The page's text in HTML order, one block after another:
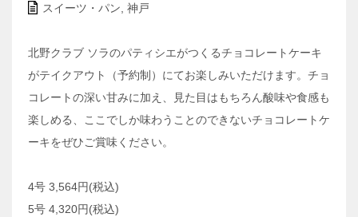
スイーツ・パン 神戸
北野クラブ ソラのパティシエがつくるチョコレートケーキ
がテイクアウト（予約制）にてお楽しみいただけます。チョ
コレートの深い甘みに加え、見た目はもちろん酸味や食感も
楽しめる、ここでしか味わうことのできないチョコレートケ
ーキをぜひご賞味ください。
4号 3,564円(税込)
5号 4,320円(税込)